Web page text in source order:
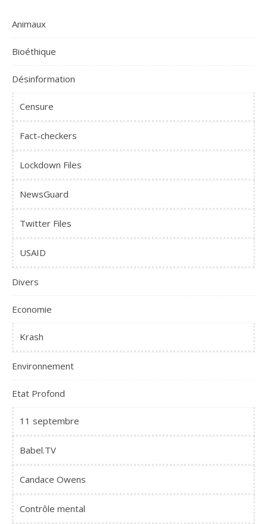
Animaux
Bioéthique
Désinformation
Censure
Fact-checkers
Lockdown Files
NewsGuard
Twitter Files
USAID
Divers
Economie
Krash
Environnement
Etat Profond
11 septembre
Babel.TV
Candace Owens
Contrôle mental